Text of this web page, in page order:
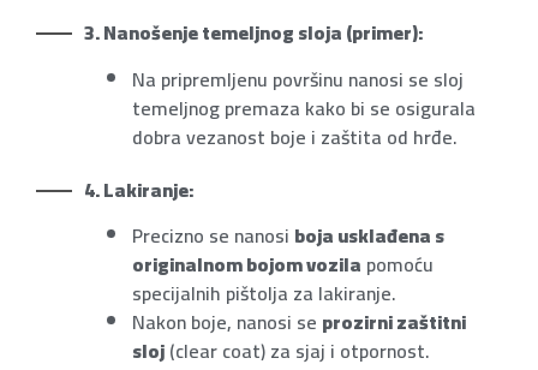
3. Nanošenje temeljnog sloja (primer):
Na pripremljenu površinu nanosi se sloj
temeljnog premaza kako bi se osigurala
dobra vezanost boje i zaštita od hrđe.
4. Lakiranje:
Precizno se nanosi boja usklađena s
originalnom bojom vozila pomoću
specijalnih pištolja za lakiranje.
Nakon boje, nanosi se prozirni zaštitni
sloj(clear coat) za sjaj i otpornost.